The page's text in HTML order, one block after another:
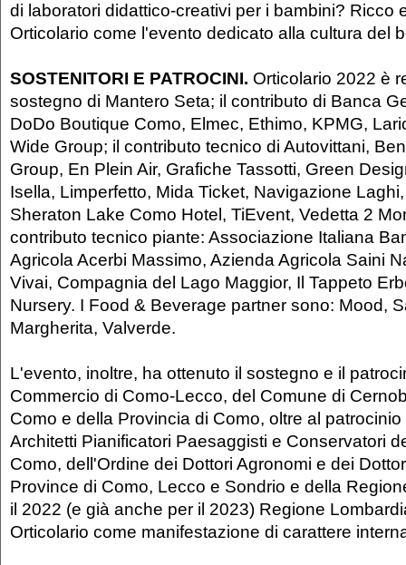
di laboratori didattico-creativi per i bambini? Ricco
Orticolario come l'evento dedicato alla cultura del
SOSTENITORI E PATROCINI. Orticolario 2022 è
sostegno di Mantero Seta; il contributo di Banca
DoDo Boutique Como, Elmec, Ethimo, KPMG,
Wide Group; il contributo tecnico di Autovittani,
Group, En Plein Air, Grafiche Tassotti, Green
Isella, Limperfetto, Mida Ticket, Navigazione
Sheraton Lake Como Hotel, TiEvent, Vedetta 2
contributo tecnico piante: Associazione Italiana
Agricola Acerbi Massimo, Azienda Agricola Saini
Vivai, Compagnia del Lago Maggior, Il Tappeto
Nursery. I Food & Beverage partner sono: Mood,
Margherita, Valverde.
L'evento, inoltre, ha ottenuto il sostegno e il
Commercio di Como-Lecco, del Comune di
Como e della Provincia di Como, oltre al
Architetti Pianificatori Paesaggisti e Conservatori
Como, dell'Ordine dei Dottori Agronomi e dei
Province di Como, Lecco e Sondrio e della
il 2022 (e già anche per il 2023) Regione
Orticolario come manifestazione di carattere